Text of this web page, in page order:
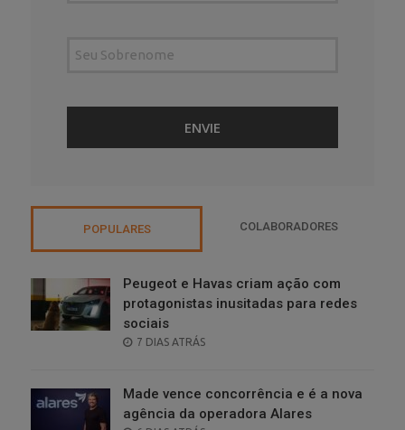
POPULARES COLABORADORES
Peugeot e Havas criam ação com
protagonistas inusitadas para redes
sociais
POSTED
7 DIAS ATRÁS
Made vence concorrência e é a nova
agência da operadora Alares